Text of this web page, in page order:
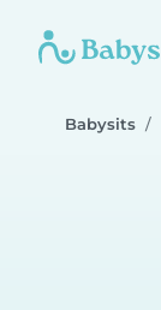
Babysits